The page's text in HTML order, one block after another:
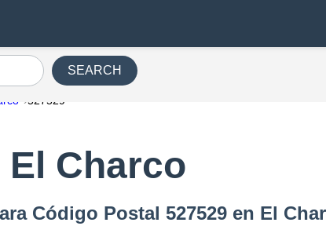
SEARCH
527529
El Charco
Código Postal 527529 en El